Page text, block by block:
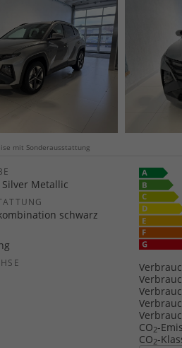
mit Sonderausstattung
Metallic
schwarz
CO2-
CO2-